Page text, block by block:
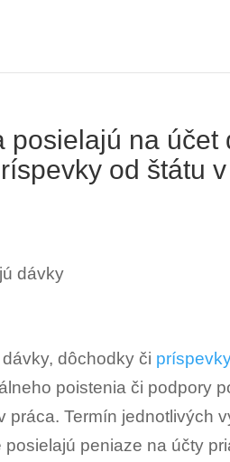
posielajú na účet
od štátu
dôchodky či
poistenia či podpory
práca. Termín jednotlivých
posielajú peniaze na účty